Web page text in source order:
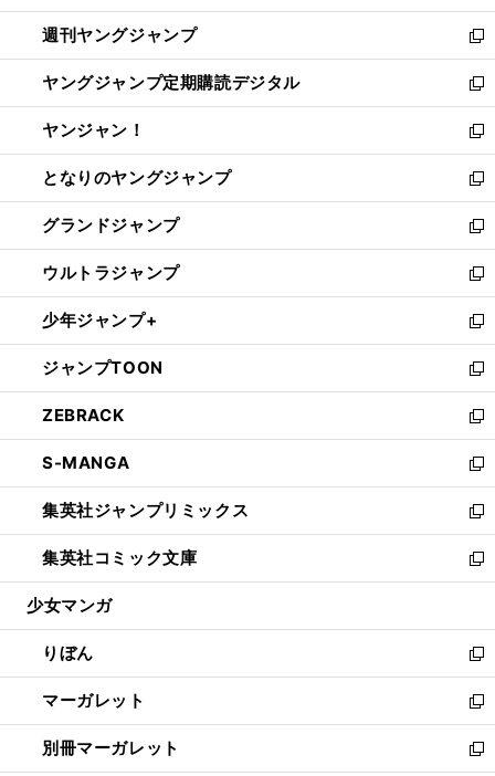
開
く
ウ
で
開
く
ン
ド
ウ
で
開
く
ウ
ィ
ン
ド
ウ
で
開
く
週刊ヤングジャンプ
新
し
い
ウ
ィ
ン
ド
ウ
で
開
く
ヤングジャンプ定期購読デジタル
新
し
い
ウ
ィ
ン
ド
ウ
で
開
く
ヤンジャン！
新
し
い
ウ
ィ
ン
ド
ウ
で
開
く
となりのヤングジャンプ
新
し
い
ウ
ィ
ン
ド
ウ
で
開
く
グランドジャンプ
新
し
い
ウ
ィ
ン
ド
ウ
で
開
く
ウルトラジャンプ
新
し
い
ウ
ィ
ン
ド
ウ
で
開
く
少年ジャンプ+
新
し
い
ウ
ィ
ン
ド
ウ
で
開
く
ジャンプTOON
新
し
い
ウ
ィ
ン
ド
ウ
で
開
ZEBRACK
新
し
い
ウ
ィ
ン
ド
ウ
開
く
S-MANGA
新
し
い
ウ
ィ
ン
ウ
で
開
く
集英社ジャンプリミックス
新
し
い
ウ
ン
ド
ウ
で
開
く
集英社コミック文庫
新
し
ウ
ィ
ン
ド
ウ
で
開
少女マンガ
りぼん
新
し
い
ウ
ィ
マーガレット
新
し
い
別冊マーガレット
新